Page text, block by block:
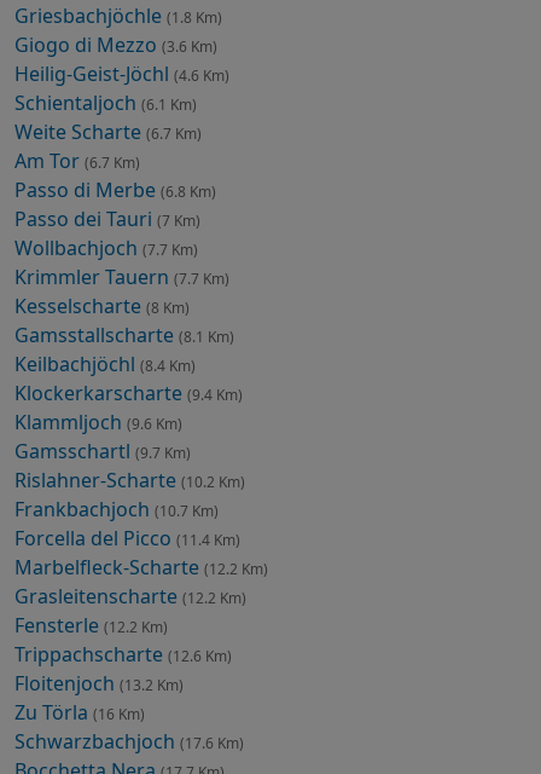
Griesbachjöchle (1.8 Km)
Giogo di Mezzo (3.6 Km)
Heilig-Geist-Jöchl (4.6 Km)
Schientaljoch (6.1 Km)
Weite Scharte (6.7 Km)
Am Tor (6.7 Km)
Passo di Merbe (6.8 Km)
Passo dei Tauri (7 Km)
Wollbachjoch (7.7 Km)
Krimmler Tauern (7.7 Km)
Kesselscharte (8 Km)
Gamsstallscharte (8.1 Km)
Keilbachjöchl (8.4 Km)
Klockerkarscharte (9.4 Km)
Klammljoch (9.6 Km)
Gamsschartl (9.7 Km)
Rislahner-Scharte (10.2 Km)
Frankbachjoch (10.7 Km)
Forcella del Picco (11.4 Km)
Marbelfleck-Scharte (12.2 Km)
Grasleitenscharte (12.2 Km)
Fensterle (12.2 Km)
Trippachscharte (12.6 Km)
Floitenjoch (13.2 Km)
Zu Törla (16 Km)
Schwarzbachjoch (17.6 Km)